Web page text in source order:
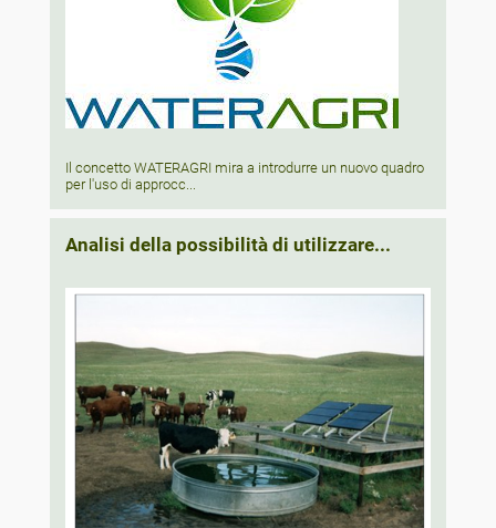
Il concetto WATERAGRI mira a introdurre un nuovo quadro
per l'uso di approcc...
Analisi della possibilità di utilizzare...